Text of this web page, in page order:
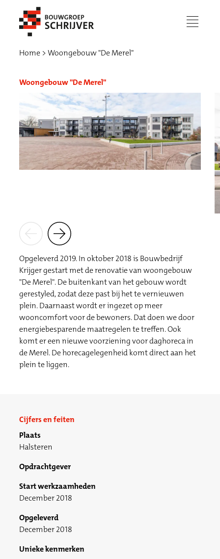
menu
Home Woongebouw "De Merel"
Woongebouw "De Merel"
Opgeleverd 2019. In oktober 2018 is Bouwbedrijf
Krijger gestart met de renovatie van woongebouw
"De Merel". De buitenkant van het gebouw wordt
gerestyled, zodat deze past bij het te vernieuwen
plein. Daarnaast wordt er ingezet op meer
wooncomfort voor de bewoners. Dat doen we door
energiebesparende maatregelen te treffen. Ook
komt er een nieuwe voorziening voor daghoreca in
de Merel. De horecagelegenheid komt direct aan het
plein te liggen.
Cijfers en feiten
Plaats
Halsteren
Opdrachtgever
Start werkzaamheden
December 2018
Opgeleverd
December 2018
Unieke kenmerken